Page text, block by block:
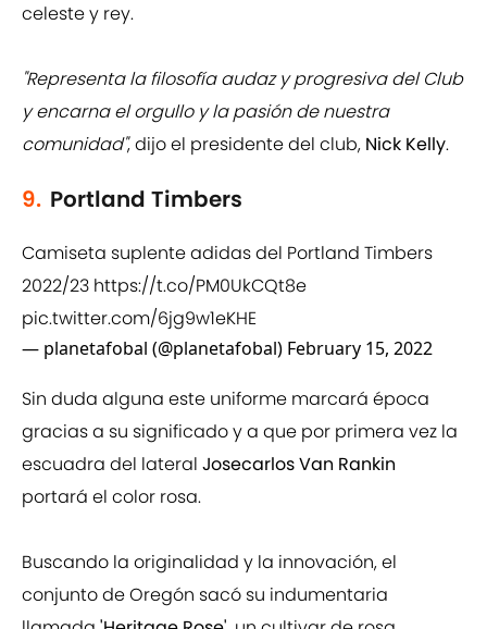
celeste y rey.
"Representa la filosofía audaz y progresiva del Club
y encarna el orgullo y la pasión de nuestra
comunidad", dijo el presidente del club, Nick Kelly.
9. Portland Timbers
Camiseta suplente adidas del Portland Timbers
2022/23 https://t.co/PM0UkCQt8e
pic.twitter.com/6jg9w1eKHE
— planetafobal (@planetafobal) February 15, 2022
Sin duda alguna este uniforme marcará época
gracias a su significado y a que por primera vez la
escuadra del lateral Josecarlos Van Rankin
portará el color rosa.
Buscando la originalidad y la innovación, el
conjunto de Oregón sacó su indumentaria